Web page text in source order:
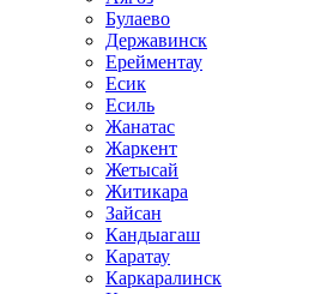
Булаево
Державинск
Ерейментау
Есик
Есиль
Жанатас
Жаркент
Жетысай
Житикара
Зайсан
Кандыагаш
Каратау
Каркаралинск